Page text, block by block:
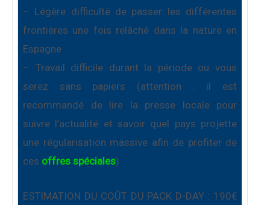
– Légère difficulté de passer les différentes
frontières une fois relâché dans la nature en
Espagne
– Travail difficile durant la période ou vous
serez sans papiers (attention : il est
recommandé de lire la presse locale pour
suivre l’actualité et savoir quel pays projette
une régularisation massive afin de profiter de
ces offres spéciales)
ESTIMATION DU COÛT DU PACK D-DAY : 190€